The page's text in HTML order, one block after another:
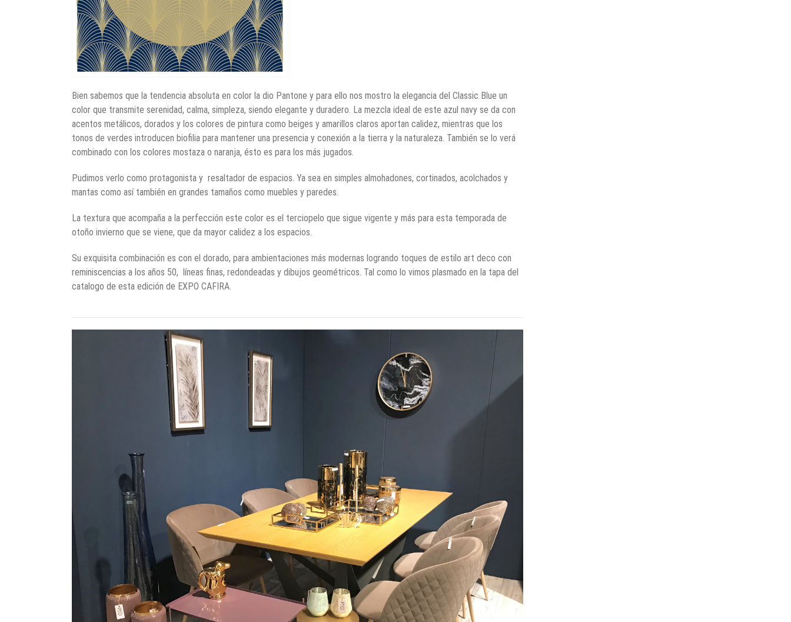
Bien sabemos que la tendencia absoluta en color la dio Pantone y para ello nos mostro la elegancia del Classic Blue un
color que transmite serenidad, calma, simpleza, siendo elegante y duradero. La mezcla ideal de este azul navy se da con
acentos metálicos, dorados y los colores de pintura como beiges y amarillos claros aportan calidez, mientras que los
tonos de verdes introducen biofilia para mantener una presencia y conexión a la tierra y la naturaleza. También se lo verá
combinado con los colores mostaza o naranja, ésto es para los más jugados.
Pudimos verlo como protagonista y resaltador de espacios. Ya sea en simples almohadones, cortinados, acolchados y
mantas como así también en grandes tamaños como muebles y paredes.
La textura que acompaña a la perfección este color es el terciopelo que sigue vigente y más para esta temporada de
otoño invierno que se viene, que da mayor calidez a los espacios.
Su exquisita combinación es con el dorado, para ambientaciones más modernas logrando toques de estilo art deco con
reminiscencias a los años 50, líneas finas, redondeadas y dibujos geométricos. Tal como lo vimos plasmado en la tapa del
catalogo de esta edición de EXPO CAFIRA.